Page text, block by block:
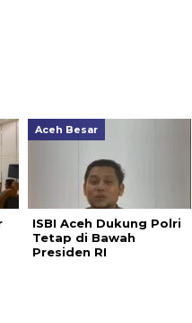
Aceh Besar
ISBI Aceh Dukung Polri
Tetap di Bawah
Presiden RI